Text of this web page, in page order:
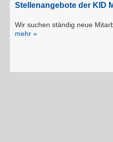
Stellenangebote der KID
Wir suchen ständig neue
mehr »